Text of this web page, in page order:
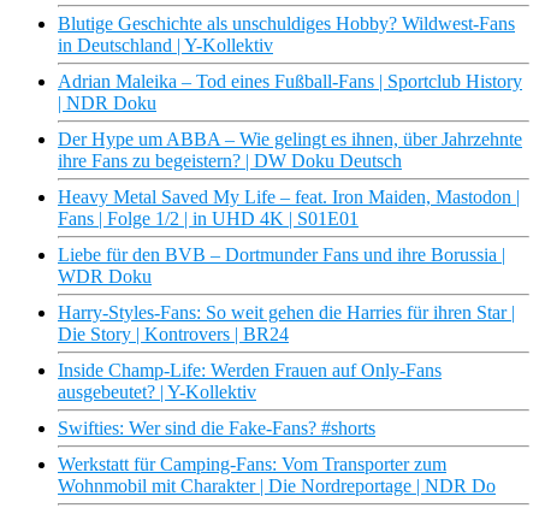
Blutige Geschichte als unschuldiges Hobby? Wildwest-Fans
in Deutschland | Y-Kollektiv
Adrian Maleika – Tod eines Fußball-Fans | Sportclub History
| NDR Doku
Der Hype um ABBA – Wie gelingt es ihnen, über Jahrzehnte
ihre Fans zu begeistern? | DW Doku Deutsch
Heavy Metal Saved My Life – feat. Iron Maiden, Mastodon |
Fans | Folge 1/2 | in UHD 4K | S01E01
Liebe für den BVB – Dortmunder Fans und ihre Borussia |
WDR Doku
Harry-Styles-Fans: So weit gehen die Harries für ihren Star |
Die Story | Kontrovers | BR24
Inside Champ-Life: Werden Frauen auf Only-Fans
ausgebeutet? | Y-Kollektiv
Swifties: Wer sind die Fake-Fans? #shorts
Werkstatt für Camping-Fans: Vom Transporter zum
Wohnmobil mit Charakter | Die Nordreportage | NDR Do